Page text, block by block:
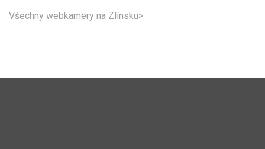
Všechny webkamery na Zlínsku>